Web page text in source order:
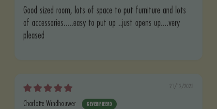
Good sized room, lots of space to put furniture and lots
of accessories.....easy to put up ..just opens up....very
pleased
21/12/2023
Charlotte Windhouwer